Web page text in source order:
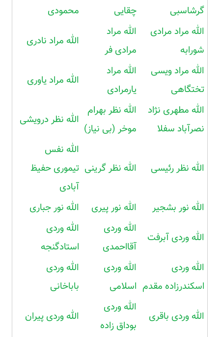
گرشاسبی
چقایی
محمودی
الله مراد مرادی
شورابه
الله مراد
مرادی فر
الله مراد نادری
الله مراد ویسی
تختگاهی
الله مراد
یارمرادی
الله مراد یاوری
الله مطهری نژاد
نصرآباد سفلا
الله نظر بهرام
موخر (بی نیاز)
الله نظر درویشی
الله نظر رئیسی الله نظر گرینی
الله نفس
تیموری حفیظ
آبادی
الله نور بشجیر
الله نور پیری الله نور جباری
الله وردی آبرفت
الله وردی
آقااحمدی
الله وردی
استادگنجه
الله وردی
اسکندرزاده مقدم
الله وردی
اسلامی
الله وردی
باباخانی
الله وردی باقری
الله وردی
بوداق زاده
الله وردی پیران